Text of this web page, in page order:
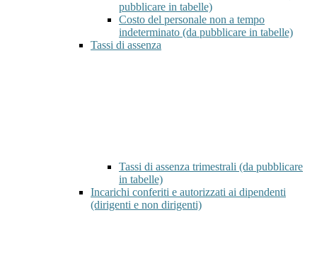
pubblicare in tabelle)
Costo del personale non a tempo
indeterminato (da pubblicare in tabelle)
Tassi di assenza
Tassi di assenza trimestrali (da pubblicare
in tabelle)
Incarichi conferiti e autorizzati ai dipendenti
(dirigenti e non dirigenti)